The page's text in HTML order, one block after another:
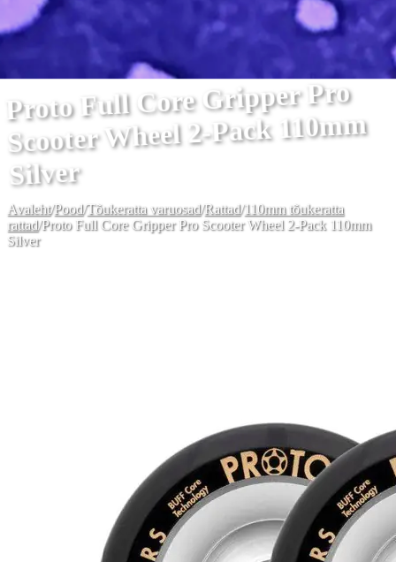
Proto Full Core Gripper Pro
Scooter Wheel 2-Pack 110mm
Silver
Avaleht/Pood/Tõukeratta varuosad/Rattad/110mm tõukeratta
rattad/Proto Full Core Gripper Pro Scooter Wheel 2-Pack 110mm
Silver